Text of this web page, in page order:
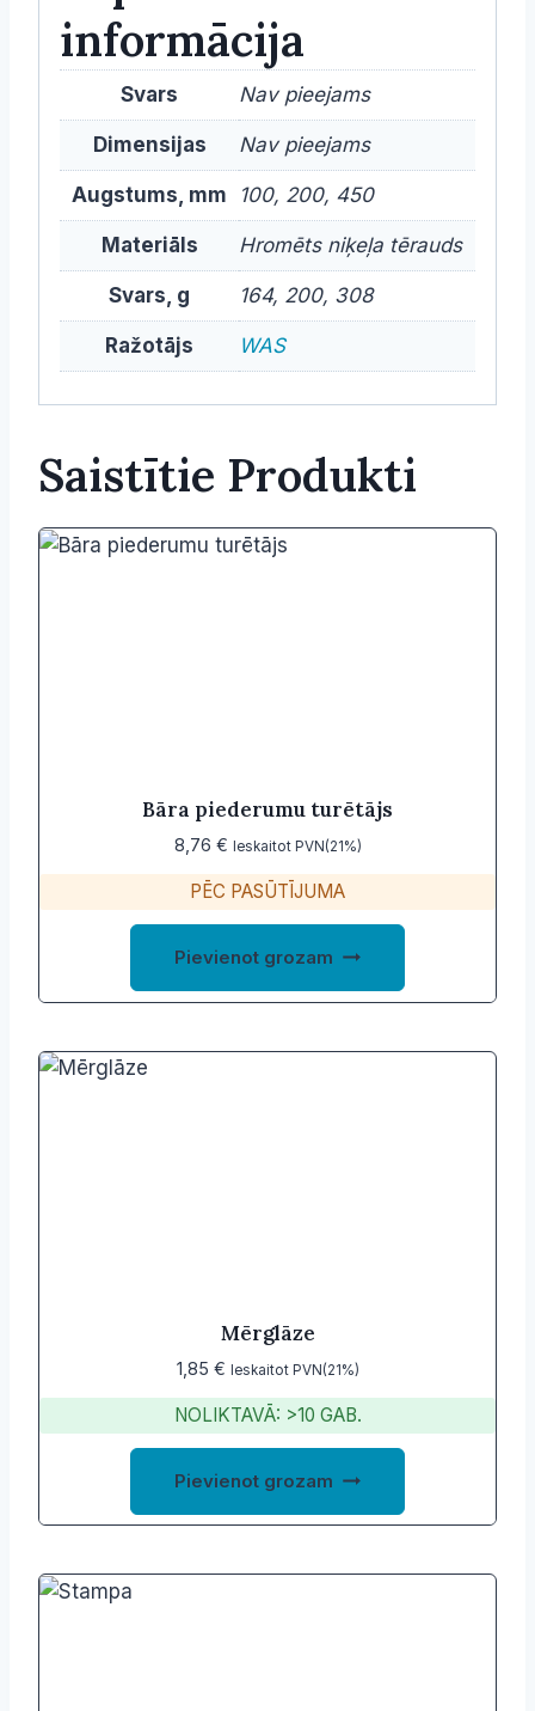
informācija
Svars Nav pieejams
Dimensijas Nav pieejams
Augstums, mm 100, 200, 450
Materiāls Hromēts niķeļa tērauds
Svars, g 164, 200, 308
Ražotājs WAS
Saistītie Produkti
Bāra piederumu turētājs
8,76 € Ieskaitot PVN(21%)
PĒC PASŪTĪJUMA
Pievienot grozam
Mērglāze
1,85 € Ieskaitot PVN(21%)
NOLIKTAVĀ: >10 GAB.
Pievienot grozam